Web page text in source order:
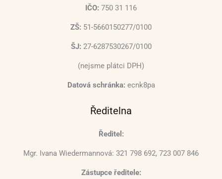
IČO: 750 31 116
ZŠ: 51-5660150277/0100
ŠJ: 27-6287530267/0100
(nejsme plátci DPH)
Datová schránka: ecnk8pa
Ředitelna
Ředitel:
Mgr. Ivana Wiedermannová: 321 798 692, 723 007 846
Zástupce ředitele: